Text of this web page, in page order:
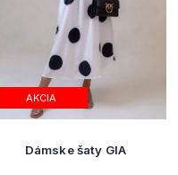
AKCIA
Dámske šaty GIA